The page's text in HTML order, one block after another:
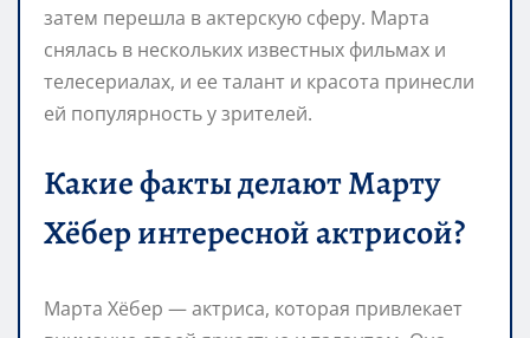
затем перешла в актерскую сферу. Марта
снялась в нескольких известных фильмах и
телесериалах, и ее талант и красота принесли
ей популярность у зрителей.
Какие факты делают Марту
Хёбер интересной актрисой?
Марта Хёбер — актриса, которая привлекает